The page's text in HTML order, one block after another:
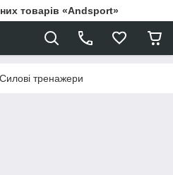
товарів «Andsport»
Силові тренажери